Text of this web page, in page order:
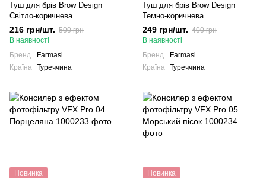
Туш для брів Brow Design
Світло-коричнева
216 грн/шт. 500 грн
В наявності
Бренд
Farmasi
Країна Туреччина
Туш для брів Brow Design
Темно-коричнева
249 грн/шт. 400 грн
В наявності
Бренд
Farmasi
Країна Туреччина
Новинка
Новинка